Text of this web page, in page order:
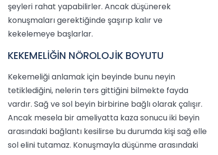
şeyleri rahat yapabilirler. Ancak düşünerek
konuşmaları gerektiğinde şaşırıp kalır ve
kekelemeye başlarlar.
KEKEMELİĞİN NÖROLOJİK BOYUTU
Kekemeliği anlamak için beyinde bunu neyin
tetiklediğini, nelerin ters gittiğini bilmekte fayda
vardır. Sağ ve sol beyin birbirine bağlı olarak çalışır.
Ancak mesela bir ameliyatta kaza sonucu iki beyin
arasındaki bağlantı kesilirse bu durumda kişi sağ elle
sol elini tutamaz. Konuşmayla düşünme arasındaki